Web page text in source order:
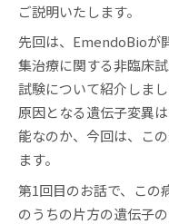
ご説明いたします。
先回は、EmendoBioが
集治療に関する非臨床
試験について紹介しま
原因となる遺伝子変異
能なのか、今回は、こ
ます。
第1回目のお話で、この
のうちの片方の遺伝子